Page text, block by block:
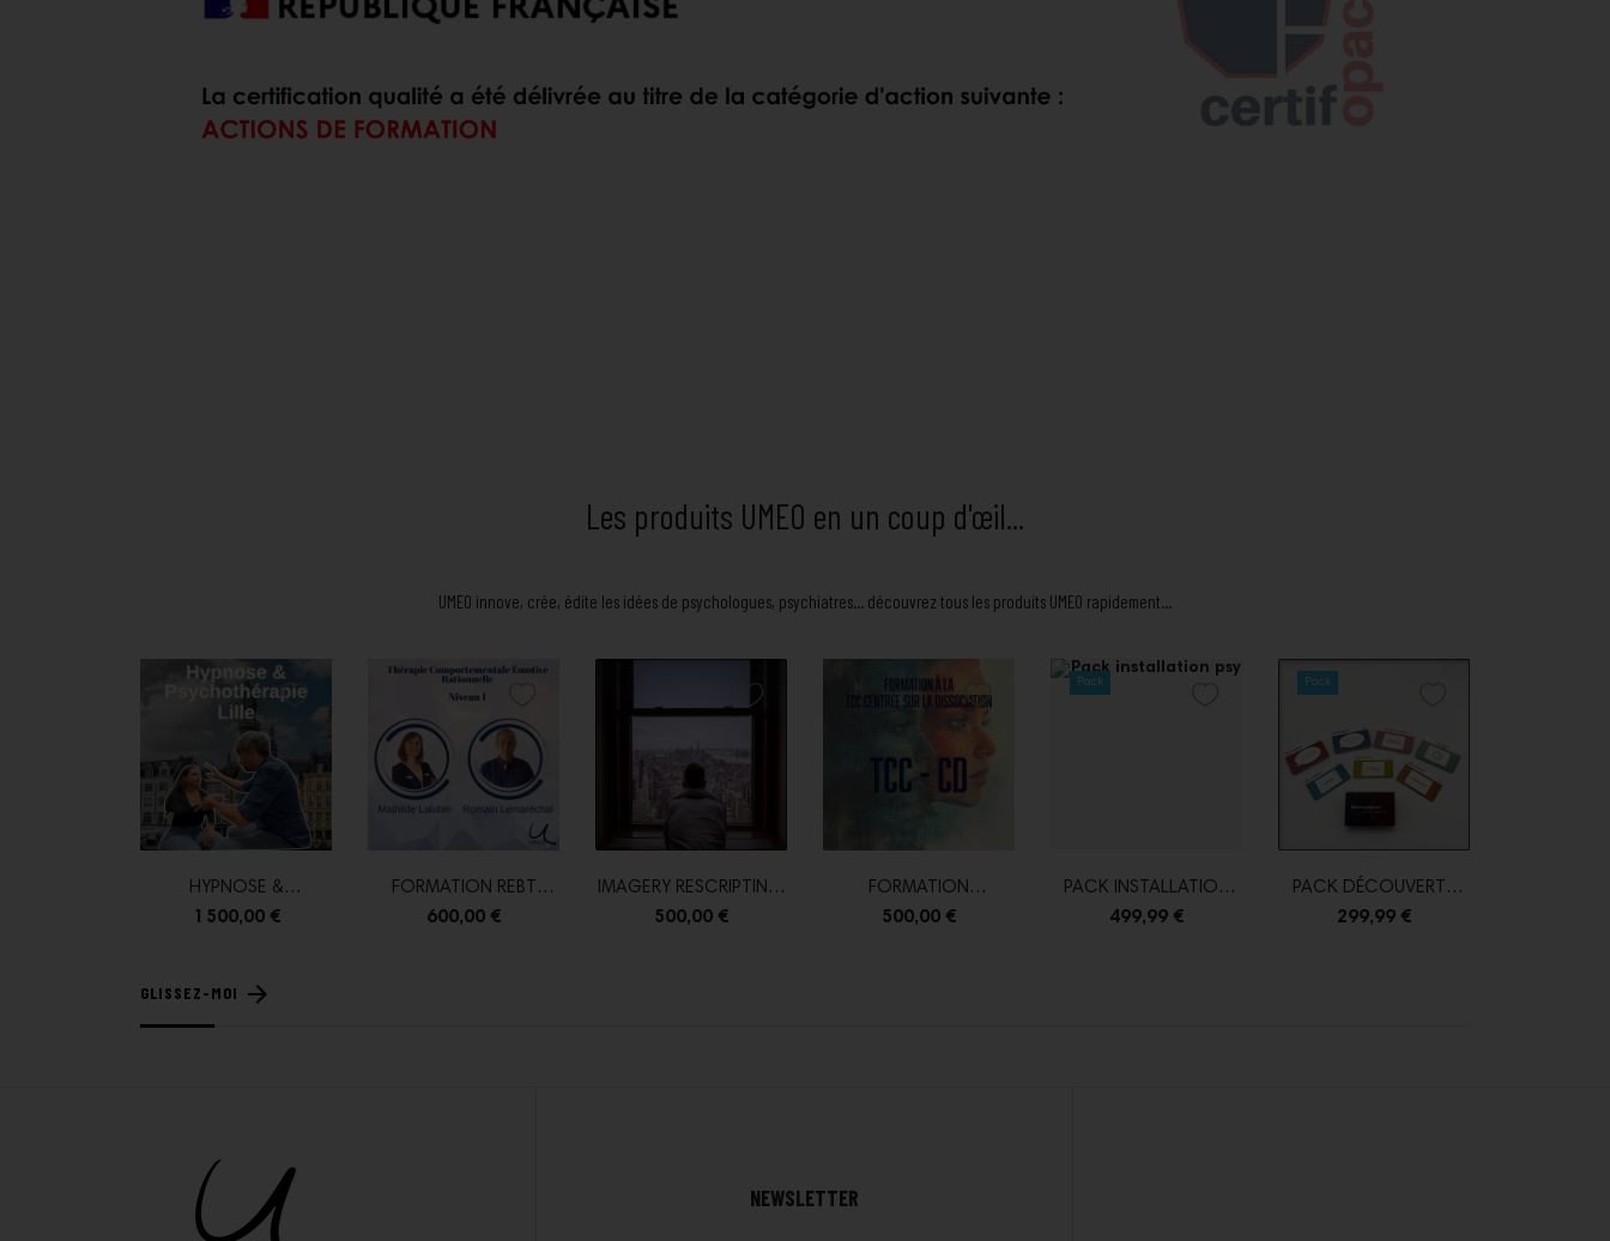
Les produits UMEO en un coup d'œil...
UMEO innove, crée, édite les idées de psychologues, psychiatres... découvrez tous les produits UMEO rapidement...
HYPNOSE &
PSYCHOTHERAPIE -
1 500,00 €
Prix
FORMATION REBT
(THÉRAPIE...
600,00 €
IMAGERY RESCRIPTING,
PRENDRE EN...
500,00 €
FORMATION
COMPLÈTE À LA PRISE
500,00 €
Pack Prix
PACK INSTALLATION
PSY
499,99 €
Pack
PACK DÉCOUVERTE
JEUX UMEO
299,99 €
GLISSEZ-MOI arrow_forward
NEWSLETTER